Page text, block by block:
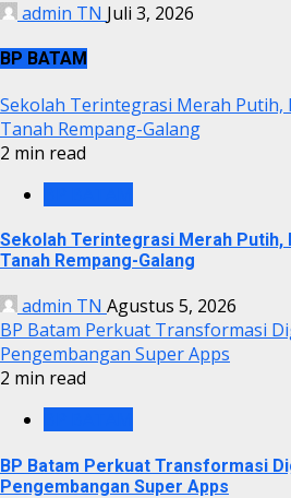
admin TN Juli 3, 2026
BP BATAM
Sekolah Terintegrasi Merah
Tanah Rempang-Galang
2 min read
Sekolah Terintegrasi Merah Putih,
Tanah Rempang-Galang
admin TN Agustus 5, 2026
BP Batam Perkuat Transformasi
Pengembangan Super Apps
2 min read
BP Batam Perkuat Transformasi
Pengembangan Super Apps